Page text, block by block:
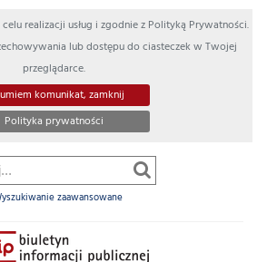
realizacji usług i zgodnie z Polityką Prywatności.
lub dostępu do ciasteczek w Twojej
przeglądarce.
komunikat, zamknij
Polityka prywatności
zaawansowane
Szukaj
w